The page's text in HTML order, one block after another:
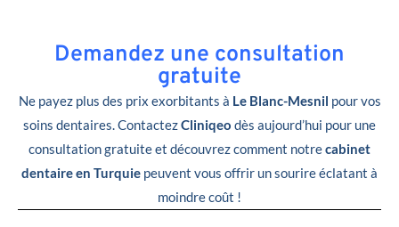
Demandez une consultation
gratuite
Ne payez plus des prix exorbitants à Le Blanc-Mesnil pour vos
soins dentaires. ContactezCliniqeo dès aujourd’hui pour une
consultation gratuite et découvrez comment notrecabinet
dentaire en Turquie peuvent vous offrir un sourire éclatant à
moindre coût !